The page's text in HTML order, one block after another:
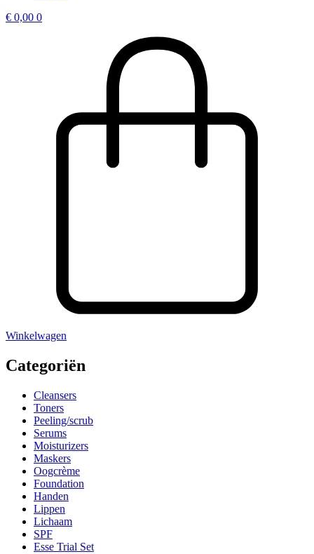
€ 0,00 0
Winkelwagen
Categoriën
Cleansers
Toners
Peeling/scrub
Serums
Moisturizers
Maskers
Oogcrème
Foundation
Handen
Lippen
Lichaam
SPF
Esse Trial Set